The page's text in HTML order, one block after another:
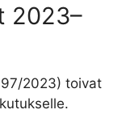
2023–
2023) toivat